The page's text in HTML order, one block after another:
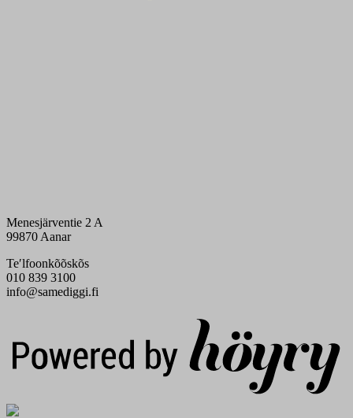
Menesjärventie 2 A
99870 Aanar
Teʹlfoonkõõskõs
010 839 3100
info@samediggi.fi